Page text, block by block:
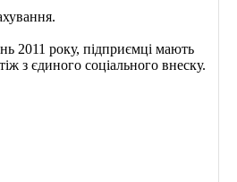
2011 року, підприємці мають
з єдиного соціального внеску.